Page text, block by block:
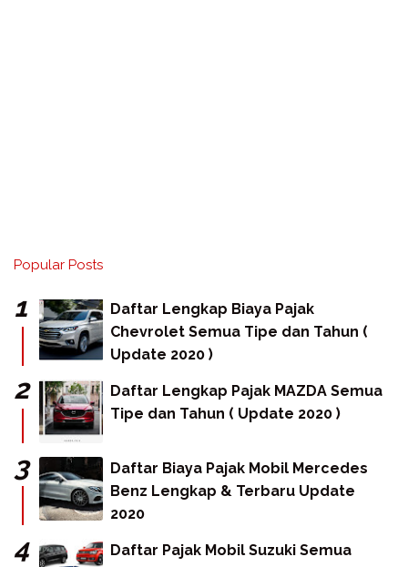
Popular Posts
Daftar Lengkap Biaya Pajak
Chevrolet Semua Tipe dan Tahun (
Update 2020 )
Daftar Lengkap Pajak MAZDA Semua
Tipe dan Tahun ( Update 2020 )
Daftar Biaya Pajak Mobil Mercedes
Benz Lengkap & Terbaru Update
2020
Daftar Pajak Mobil Suzuki Semua